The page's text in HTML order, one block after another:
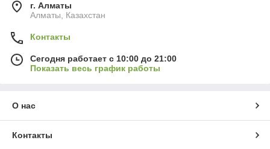
г. Алматы
Алматы, Казахстан
Контакты
Сегодня работает с 10:00 до 21:00
Показать весь график работы
О нас
Контакты